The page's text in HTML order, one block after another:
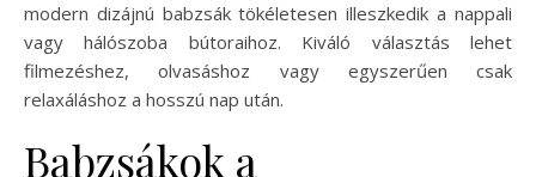
modern dizájnú babzsák tökéletesen illeszkedik a nappali
vagy hálószoba bútoraihoz. Kiváló választás lehet
filmezéshez, olvasáshoz vagy egyszerűen csak
relaxáláshoz a hosszú nap után.
Babzsákok a